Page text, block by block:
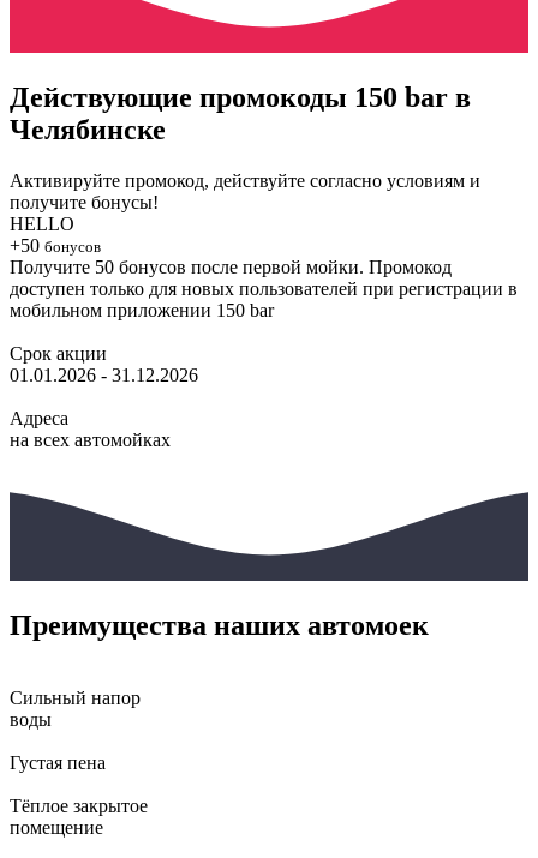
Действующие промокоды 150 bar в
Челябинске
Активируйте промокод, действуйте согласно условиям и
получите бонусы!
HELLO
+50 бонусов
Получите 50 бонусов после первой мойки. Промокод
доступен только для новых пользователей при регистрации в
мобильном приложении 150 bar
Срок акции
01.01.2026 - 31.12.2026
Адреса
на всех автомойках
Преимущества наших автомоек
Сильный напор
воды
Густая пена
Тёплое закрытое
помещение